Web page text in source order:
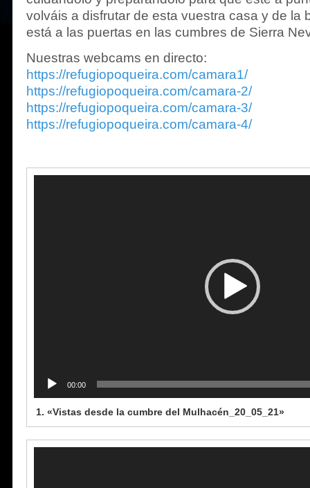
volváis a disfrutar de esta vuestra casa y de la
está a las puertas en las cumbres de Sierra
Nuestras webcams en directo:
https://refugiopoqueira.com/camara1/
https://refugiopoqueira.com/camara-2/
https://refugiopoqueira.com/camara-3/
https://refugiopoqueira.com/camara-4/
00:00
1. «Vistas desde la cumbre del Mulhacén_20_05_21»